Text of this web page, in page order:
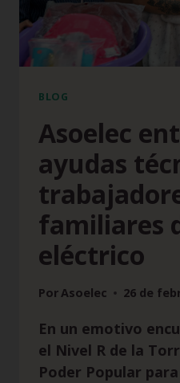
BLOG
Asoelec
ayudas
familiares
eléctrico
PorAsoelec 26 de
En un emotivo
el Nivel R de la
Poder Popular